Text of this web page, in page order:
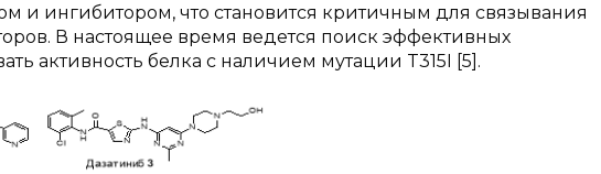
и ингибитором, что становится критичным для связывания
В настоящее время ведется поиск эффективных
активность белка с наличием мутации T315I [5].